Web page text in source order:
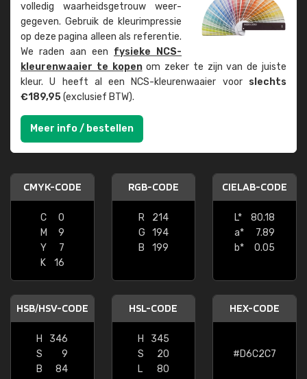
volledig waarheids­­getrouw weer­
gegeven. Gebruik de kleur­impressie
op deze pagina alleen als referentie.
We raden aan een fysieke NCS-
kleuren­waaier te kopenom zeker te zijn van de juiste
kleur. U heeft al een NCS-kleuren­waaier voor slechts
€189,95(exclusief BTW).
Meer info / bestellen
CMYK-CODE
C
0
M
9
Y
7
K
16
RGB-CODE
R
214
G
194
B
199
CIELAB-CODE
L*
80.18
a*
7.89
b*
0.05
HSB/HSV-CODE
H
346
S
9
B
84
HSL-CODE
H
345
S
20
L
80
HEX-CODE
#D6C2C7